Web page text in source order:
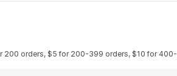
200 orders, $5 for 200-399 orders, $10 for